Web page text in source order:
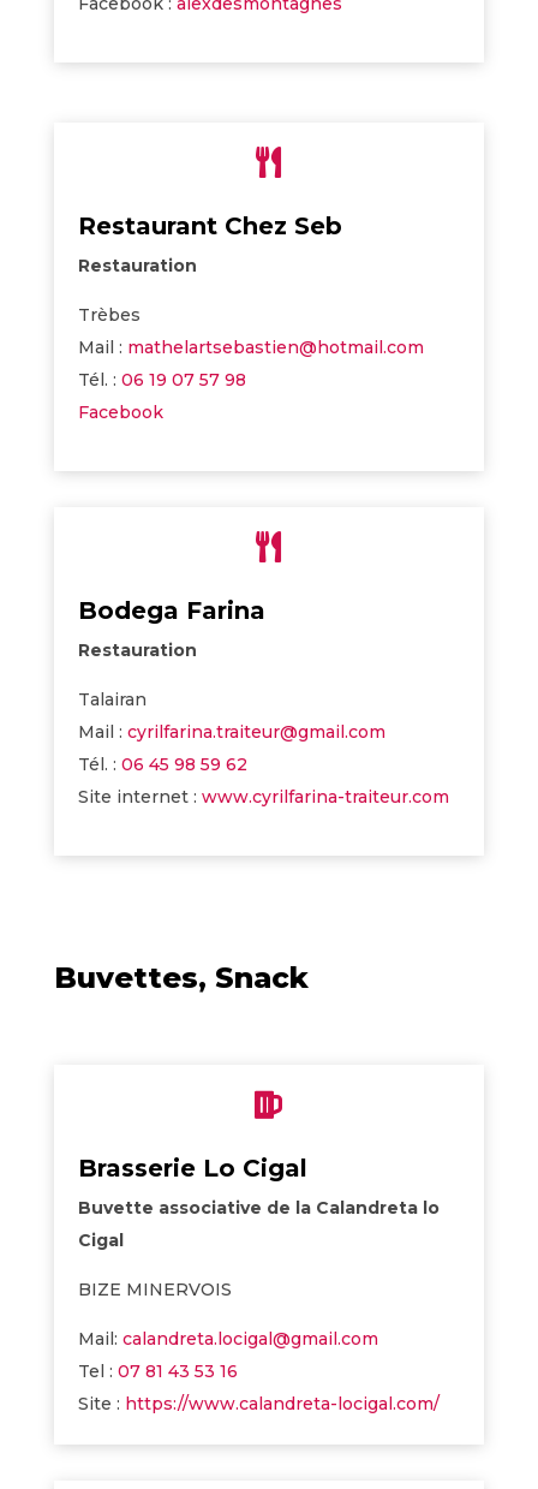

Restaurant Chez Seb
Restauration
Trèbes
Mail : mathelartsebastien@hotmail.com
Tél. : 06 19 07 57 98
Facebook

Bodega Farina
Restauration
Talairan
Mail : cyrilfarina.traiteur@gmail.com
Tél. : 06 45 98 59 62
Site internet : www.cyrilfarina-traiteur.com
Buvettes, Snack

Brasserie Lo Cigal
Buvette associative de la Calandreta lo
Cigal
BIZE MINERVOIS
Mail: calandreta.locigal@gmail.com
Tel : 07 81 43 53 16
Site : https://www.calandreta-locigal.com/